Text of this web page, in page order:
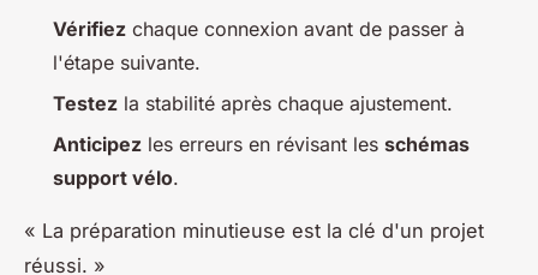
Vérifiez chaque connexion avant de passer à
l'étape suivante.
Testez la stabilité après chaque ajustement.
Anticipez les erreurs en révisant les schémas
support vélo.
« La préparation minutieuse est la clé d'un projet
réussi. »